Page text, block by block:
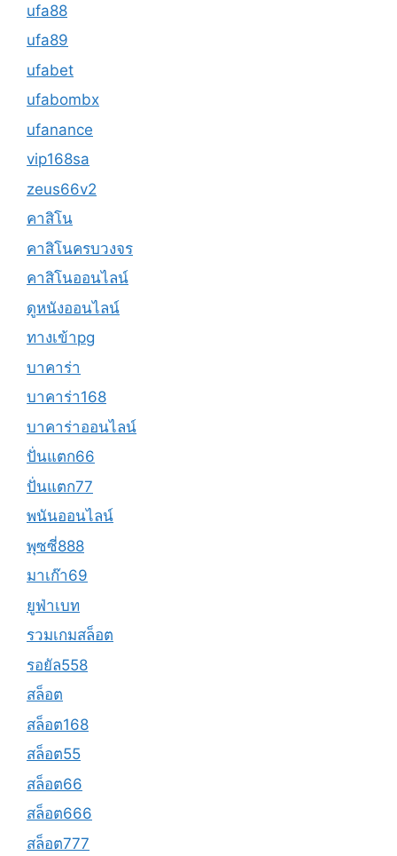
ufa88
ufa89
ufabet
ufabombx
ufanance
vip168sa
zeus66v2
คาสิโน
คาสิโนครบวงจร
คาสิโนออนไลน์
ดูหนังออนไลน์
ทางเข้าpg
บาคาร่า
บาคาร่า168
บาคาร่าออนไลน์
ปั่นแตก66
ปั่นแตก77
พนันออนไลน์
พุซซี่888
มาเก๊า69
ยูฟ่าเบท
รวมเกมสล็อต
รอยัล558
สล็อต
สล็อต168
สล็อต55
สล็อต66
สล็อต666
สล็อต777